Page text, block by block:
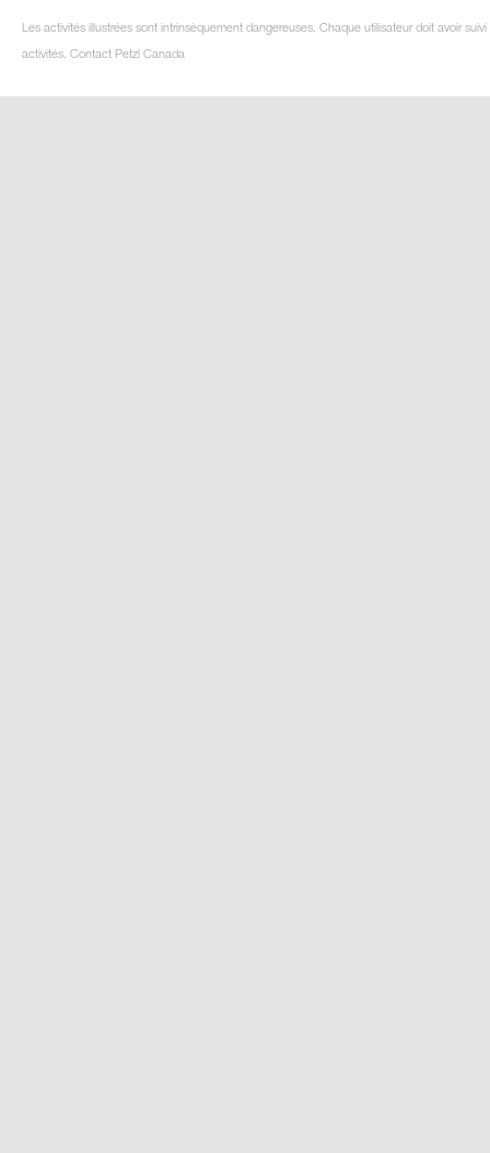
Les activités illustrées sont intrinsèquement dangereuses. Chaque utilisateur doit avoir
activités. Contact Petzl Canada